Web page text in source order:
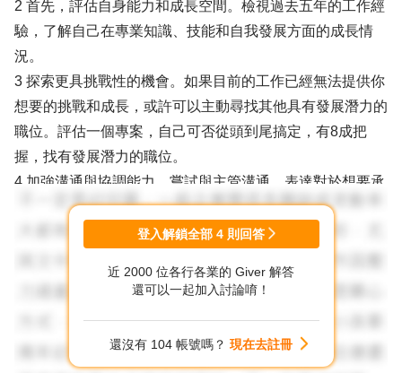
2 首先，評估自身能力和成長空間。檢視過去五年的工作經
驗，了解自己在專業知識、技能和自我發展方面的成長情
況。
3 探索更具挑戰性的機會。如果目前的工作已經無法提供你
想要的挑戰和成長，或許可以主動尋找其他具有發展潛力的
職位。評估一個專案，自己可否從頭到尾搞定，有8成把
握，找有發展潛力的職位。
4 加強溝通與協調能力。嘗試與主管溝通，表達對於想要承
擔更多責任和挑戰的渴望，看看是否能夠調整工作內容。
5 考慮專業進修和學習。如果感到能力不足，可以考慮進修
6 積極尋找新機會，但謹慎選擇。離職是一個大的決定，請
7 祝福您：希望你能夠找到最適合自己的職業發展道路，無
登入解鎖全部 4 則回答
近 2000 位各行各業的 Giver 解答
還可以一起加入討論唷！
還沒有 104 帳號嗎？ 現在去註冊